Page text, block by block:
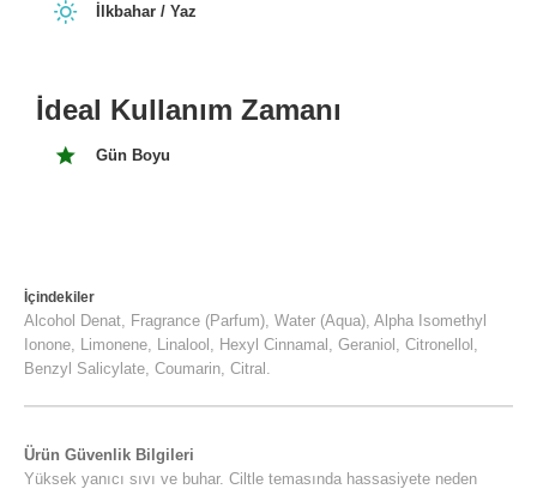
Ürün Güvenlik Bilgileri
Yüksek yanıcı sıvı ve buhar. Ciltle temasında hassasiyete neden
İlkbahar / Yaz
İdeal Kullanım Zamanı
Gün Boyu
İçindekiler
Alcohol Denat, Fragrance (Parfum), Water (Aqua), Alpha Isomethyl
Ionone, Limonene, Linalool, Hexyl Cinnamal, Geraniol, Citronellol,
Benzyl Salicylate, Coumarin, Citral.